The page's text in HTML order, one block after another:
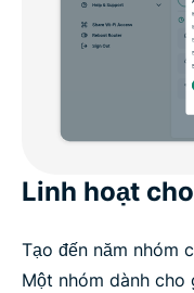
Linh hoạt
Tạo đến năm nhóm
Một nhóm dành cho